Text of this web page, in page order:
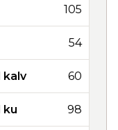
105
54
kalv 60
ku 98